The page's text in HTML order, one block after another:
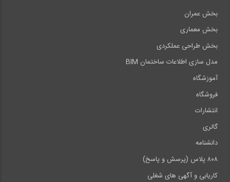
بخش عمران
بخش معماری
بخش طراحی عملکردی
مدل سازی اطلاعات ساختمان BIM
آموزشگاه
فروشگاه
انتشارات
گالری
دانشنامه
۸۰۸ پلاس (پرسش و پاسخ)
کاریابی و آگهی های شغلی